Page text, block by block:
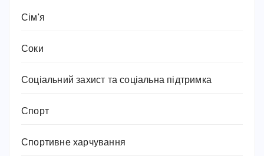
Сім'я
Соки
Соціальний захист та соціальна підтримка
Спорт
Спортивне харчування